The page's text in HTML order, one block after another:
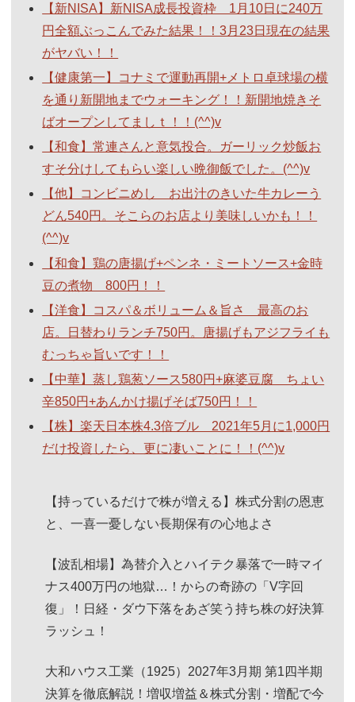
【新NISA】新NISA成長投資枠 1月10日に240万
円全額ぶっこんでみた結果！！3月23日現在の結果
がヤバい！！
【健康第一】コナミで運動再開+メトロ卓球場の横
を通り新開地までウォーキング！！新開地焼きそ
ばオープンしてましｔ！！(^^)v
【和食】常連さんと意気投合。ガーリック炒飯お
すそ分けしてもらい楽しい晩御飯でした。(^^)v
【他】コンビニめし お出汁のきいた牛カレーう
どん540円。そこらのお店より美味しいかも！！
(^^)v
【和食】鶏の唐揚げ+ペンネ・ミートソース+金時
豆の煮物 800円！！
【洋食】コスパ＆ボリューム＆旨さ 最高のお
店。日替わりランチ750円。唐揚げもアジフライも
むっちゃ旨いです！！
【中華】蒸し鶏葱ソース580円+麻婆豆腐 ちょい
辛850円+あんかけ揚げそば750円！！
【株】楽天日本株4.3倍ブル 2021年5月に1,000円
だけ投資したら、更に凄いことに！！(^^)v
【持っているだけで株が増える】株式分割の恩恵
と、一喜一憂しない長期保有の心地よさ
【波乱相場】為替介入とハイテク暴落で一時マイ
ナス400万円の地獄…！からの奇跡の「V字回
復」！日経・ダウ下落をあざ笑う持ち株の好決算
ラッシュ！
大和ハウス工業（1925）2027年3月期 第1四半期
決算を徹底解説！増収増益＆株式分割・増配で今